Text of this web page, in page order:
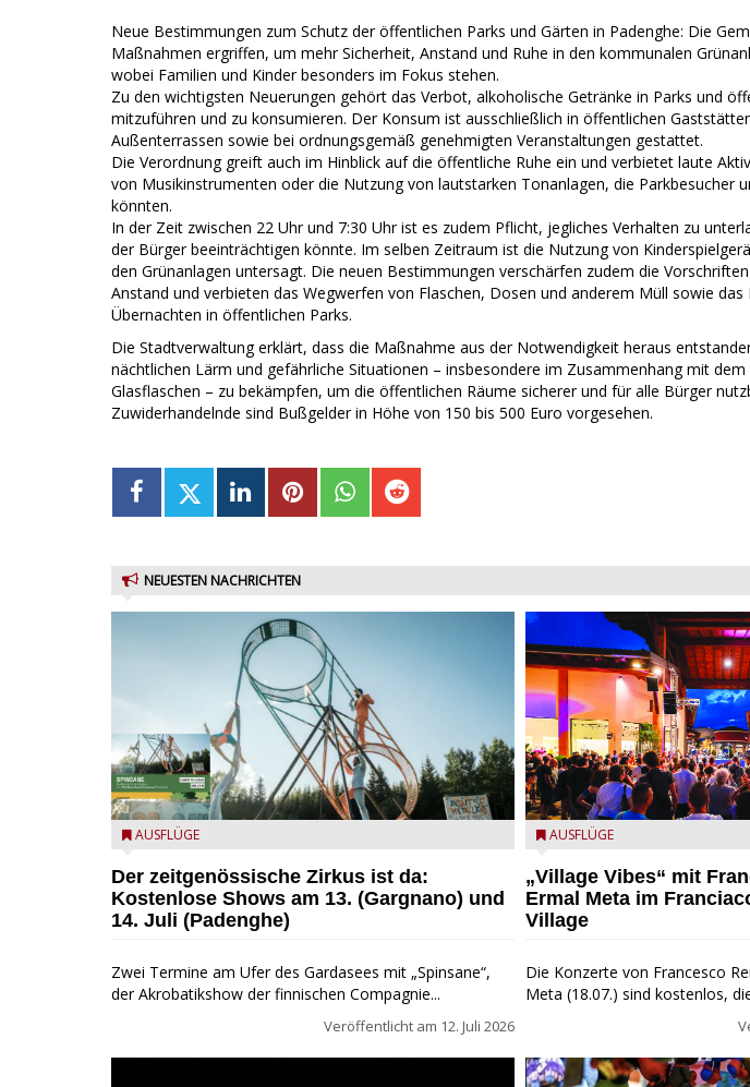
Neue Bestimmungen zum Schutz der öffentlichen Parks und Gärten in Padenghe: Die
Maßnahmen ergriffen, um mehr Sicherheit, Anstand und Ruhe in den kommunalen
wobei Familien und Kinder besonders im Fokus stehen.
Zu den wichtigsten Neuerungen gehört das Verbot, alkoholische Getränke in Parks und
mitzuführen und zu konsumieren. Der Konsum ist ausschließlich in öffentlichen
Außenterrassen sowie bei ordnungsgemäß genehmigten Veranstaltungen gestattet.
Die Verordnung greift auch im Hinblick auf die öffentliche Ruhe ein und verbietet laute
von Musikinstrumenten oder die Nutzung von lautstarken Tonanlagen, die Parkbesucher
könnten.
In der Zeit zwischen 22 Uhr und 7:30 Uhr ist es zudem Pflicht, jegliches Verhalten zu
der Bürger beeinträchtigen könnte. Im selben Zeitraum ist die Nutzung von
den Grünanlagen untersagt. Die neuen Bestimmungen verschärfen zudem die
Anstand und verbieten das Wegwerfen von Flaschen, Dosen und anderem Müll sowie
Übernachten in öffentlichen Parks.
Die Stadtverwaltung erklärt, dass die Maßnahme aus der Notwendigkeit heraus
nächtlichen Lärm und gefährliche Situationen – insbesondere im Zusammenhang mit
Glasflaschen – zu bekämpfen, um die öffentlichen Räume sicherer und für alle Bürger
Zuwiderhandelnde sind Bußgelder in Höhe von 150 bis 500 Euro vorgesehen.
NEUESTEN NACHRICHTEN
Zirkus Spinsane
AUSFLÜGE
Der zeitgenössische Zirkus ist da:
Kostenlose Shows am 13. (Gargnano) und
14. Juli (Padenghe)
Zwei Termine am Ufer des Gardasees mit „Spinsane“,
der Akrobatikshow der finnischen Compagnie...
Veröffentlicht am 12. Juli 2026
Village Vibes im Franciacorta
AUSFLÜGE
„Village Vibes“ mit
Ermal Meta im
Village
Die Konzerte von Francesco
Meta (18.07.) sind kostenlos,